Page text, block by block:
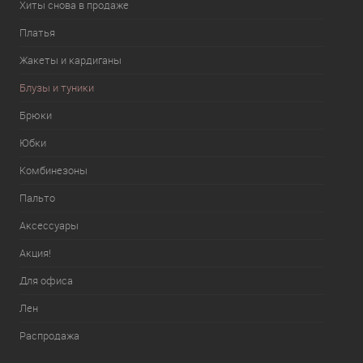
Хиты снова в продаже
Платья
Жакеты и кардиганы
Блузы и туники
Брюки
Юбки
Комбинезоны
Пальто
Аксессуары
Акция!
Для офиса
Лен
Распродажа